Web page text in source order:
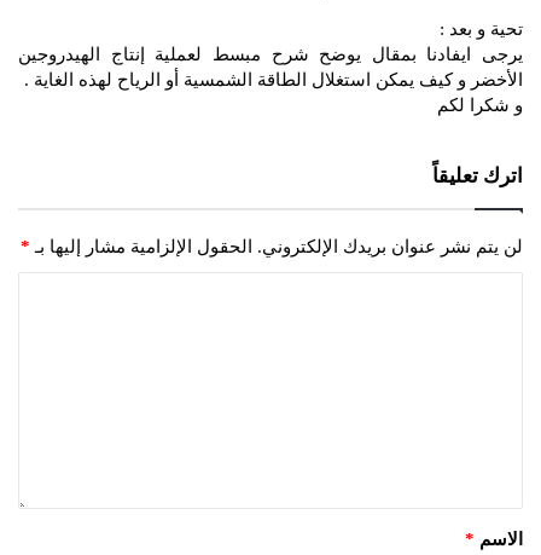
تحية و بعد :
يرجى ايفادنا بمقال يوضح شرح مبسط لعملية إنتاج الهيدروجين
الأخضر و كيف يمكن استغلال الطاقة الشمسية أو الرياح لهذه الغاية .
و شكرا لكم
اترك تعليقاً
لن يتم نشر عنوان بريدك الإلكتروني. الحقول الإلزامية مشار إليها بـ *
الاسم *